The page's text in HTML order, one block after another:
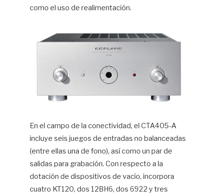
como el uso de realimentación.
En el campo de la conectividad, el CTA405-A
incluye seis juegos de entradas no balanceadas
(entre ellas una de fono), así como un par de
salidas para grabación. Con respecto a la
dotación de dispositivos de vacío, incorpora
cuatro KT120, dos 12BH6, dos 6922 y tres